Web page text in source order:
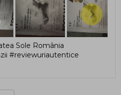
Sole România
#reviewuriautentice